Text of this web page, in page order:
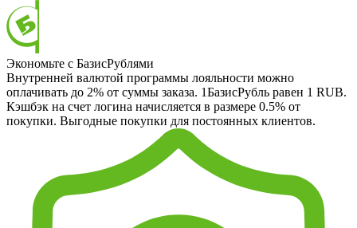
Экономьте с БазисРублями
Внутренней валютой программы лояльности можно
оплачивать до 2% от суммы заказа. 1БазисРубль равен 1 RUB.
Кэшбэк на счет логина начисляется в размере 0.5% от
покупки. Выгодные покупки для постоянных клиентов.